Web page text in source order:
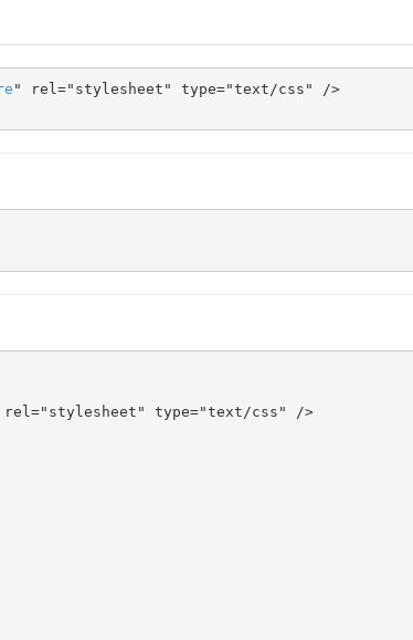
" rel="stylesheet" type="text/css" />
type="text/css" />